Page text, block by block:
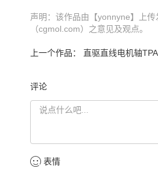
声明：该作品由【yonnyne】上
（cgmol.com）之意见及观点。
上一个作品： 直驱直线电机轴
评论
表情